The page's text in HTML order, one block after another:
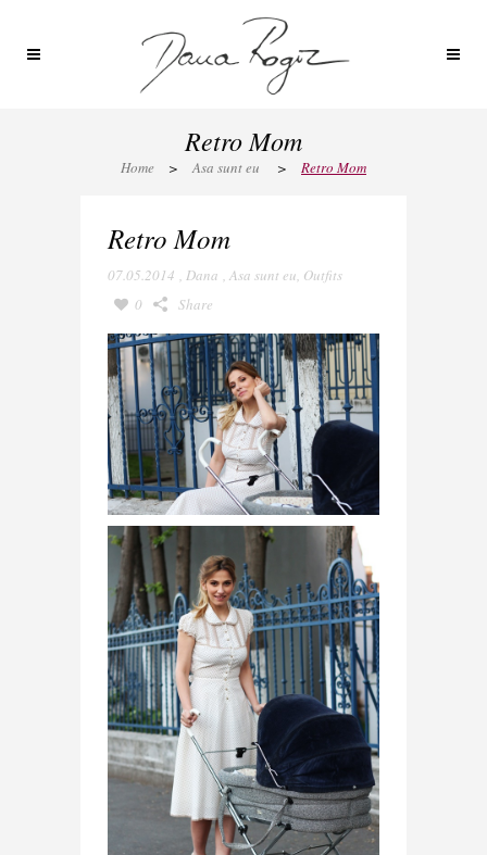
Retro Mom
Home > Asa sunt eu > Retro Mom
Retro Mom
07.05.2014 , Dana , Asa sunt eu, Outfits
0
Share